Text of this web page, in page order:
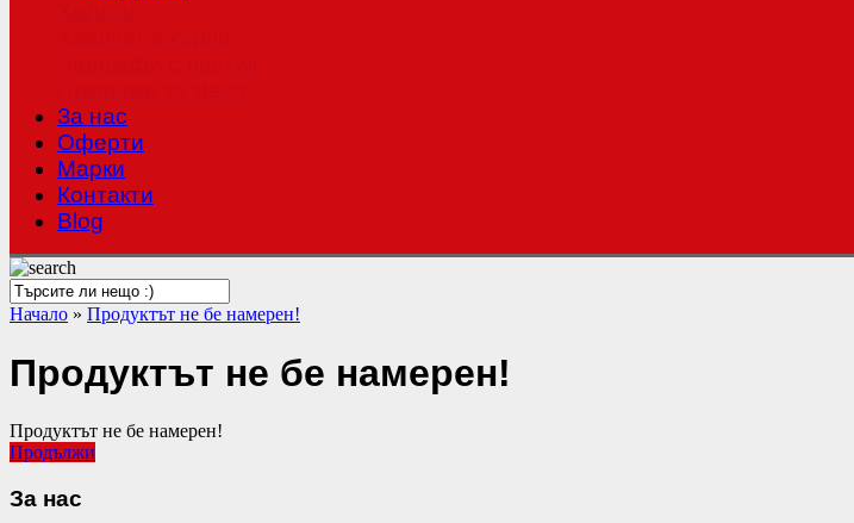
За нас
Оферти
Mарки
Контакти
Blog
Начало » Продуктът не бе намерен!
Продуктът не бе намерен!
Продуктът не бе намерен!
Продължи
За нас